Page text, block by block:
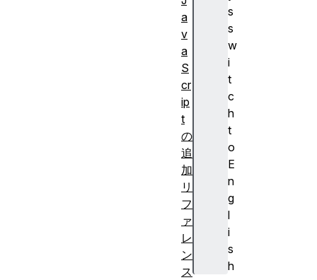
s
s
w
i
t
c
h
t
o
E
n
g
l
i
s
h
a
v
a
S
cr
ip
t
の
追
加
リ
フ
ァ
レ
ン
ス